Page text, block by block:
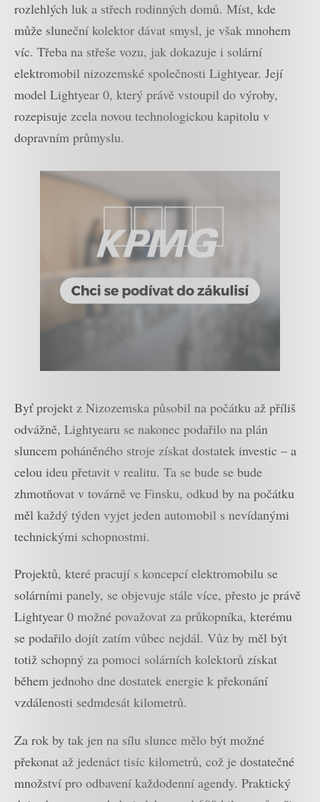
rozlehlých luk a střech rodinných domů. Míst, kde
může sluneční kolektor dávat smysl, je však mnohem
víc. Třeba na střeše vozu, jak dokazuje i solární
elektromobil nizozemské společnosti Lightyear. Její
model Lightyear 0, který právě vstoupil do výroby,
rozepisuje zcela novou technologickou kapitolu v
dopravním průmyslu.
Byť projekt z Nizozemska působil na počátku až příliš
odvážně, Lightyearu se nakonec podařilo na plán
sluncem poháněného stroje získat dostatek investic – a
celou ideu přetavit v realitu. Ta se bude se bude
zhmotňovat v továrně ve Finsku, odkud by na počátku
měl každý týden vyjet jeden automobil s nevídanými
technickými schopnostmi.
Projektů, které pracují s koncepcí elektromobilu se
solárními panely, se objevuje stále více, přesto je právě
Lightyear 0 možné považovat za průkopníka, kterému
se podařilo dojít zatím vůbec nejdál. Vůz by měl být
totiž schopný za pomoci solárních kolektorů získat
během jednoho dne dostatek energie k překonání
vzdálenosti sedmdesát kilometrů.
Za rok by tak jen na sílu slunce mělo být možné
překonat až jedenáct tisíc kilometrů, což je dostatečné
množství pro odbavení každodenní agendy. Praktický